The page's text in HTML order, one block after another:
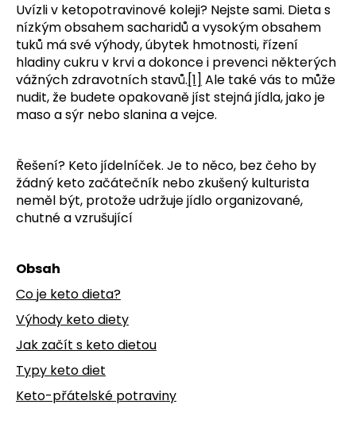
Uvízli v ketopotravinové koleji? Nejste sami. Dieta s
nízkým obsahem sacharidů a vysokým obsahem
tuků má své výhody, úbytek hmotnosti, řízení
hladiny cukru v krvi a dokonce i prevenci některých
vážných zdravotních stavů.[1] Ale také vás to může
nudit, že budete opakovaně jíst stejná jídla, jako je
maso a sýr nebo slanina a vejce.
Řešení? Keto jídelníček. Je to něco, bez čeho by
žádný keto začátečník nebo zkušený kulturista
neměl být, protože udržuje jídlo organizované,
chutné a vzrušující
Obsah
Co je keto dieta?
Výhody keto diety
Jak začít s keto dietou
Typy keto diet
Keto-přátelské potraviny
r
u
č
u
j
e
m